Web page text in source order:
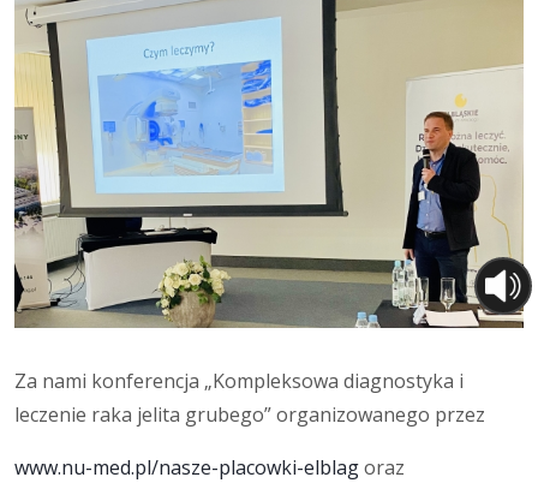
Za nami konferencja „Kompleksowa diagnostyka i
leczenie raka jelita grubego” organizowanego przez
www.nu-med.pl/nasze-placowki-elblagoraz